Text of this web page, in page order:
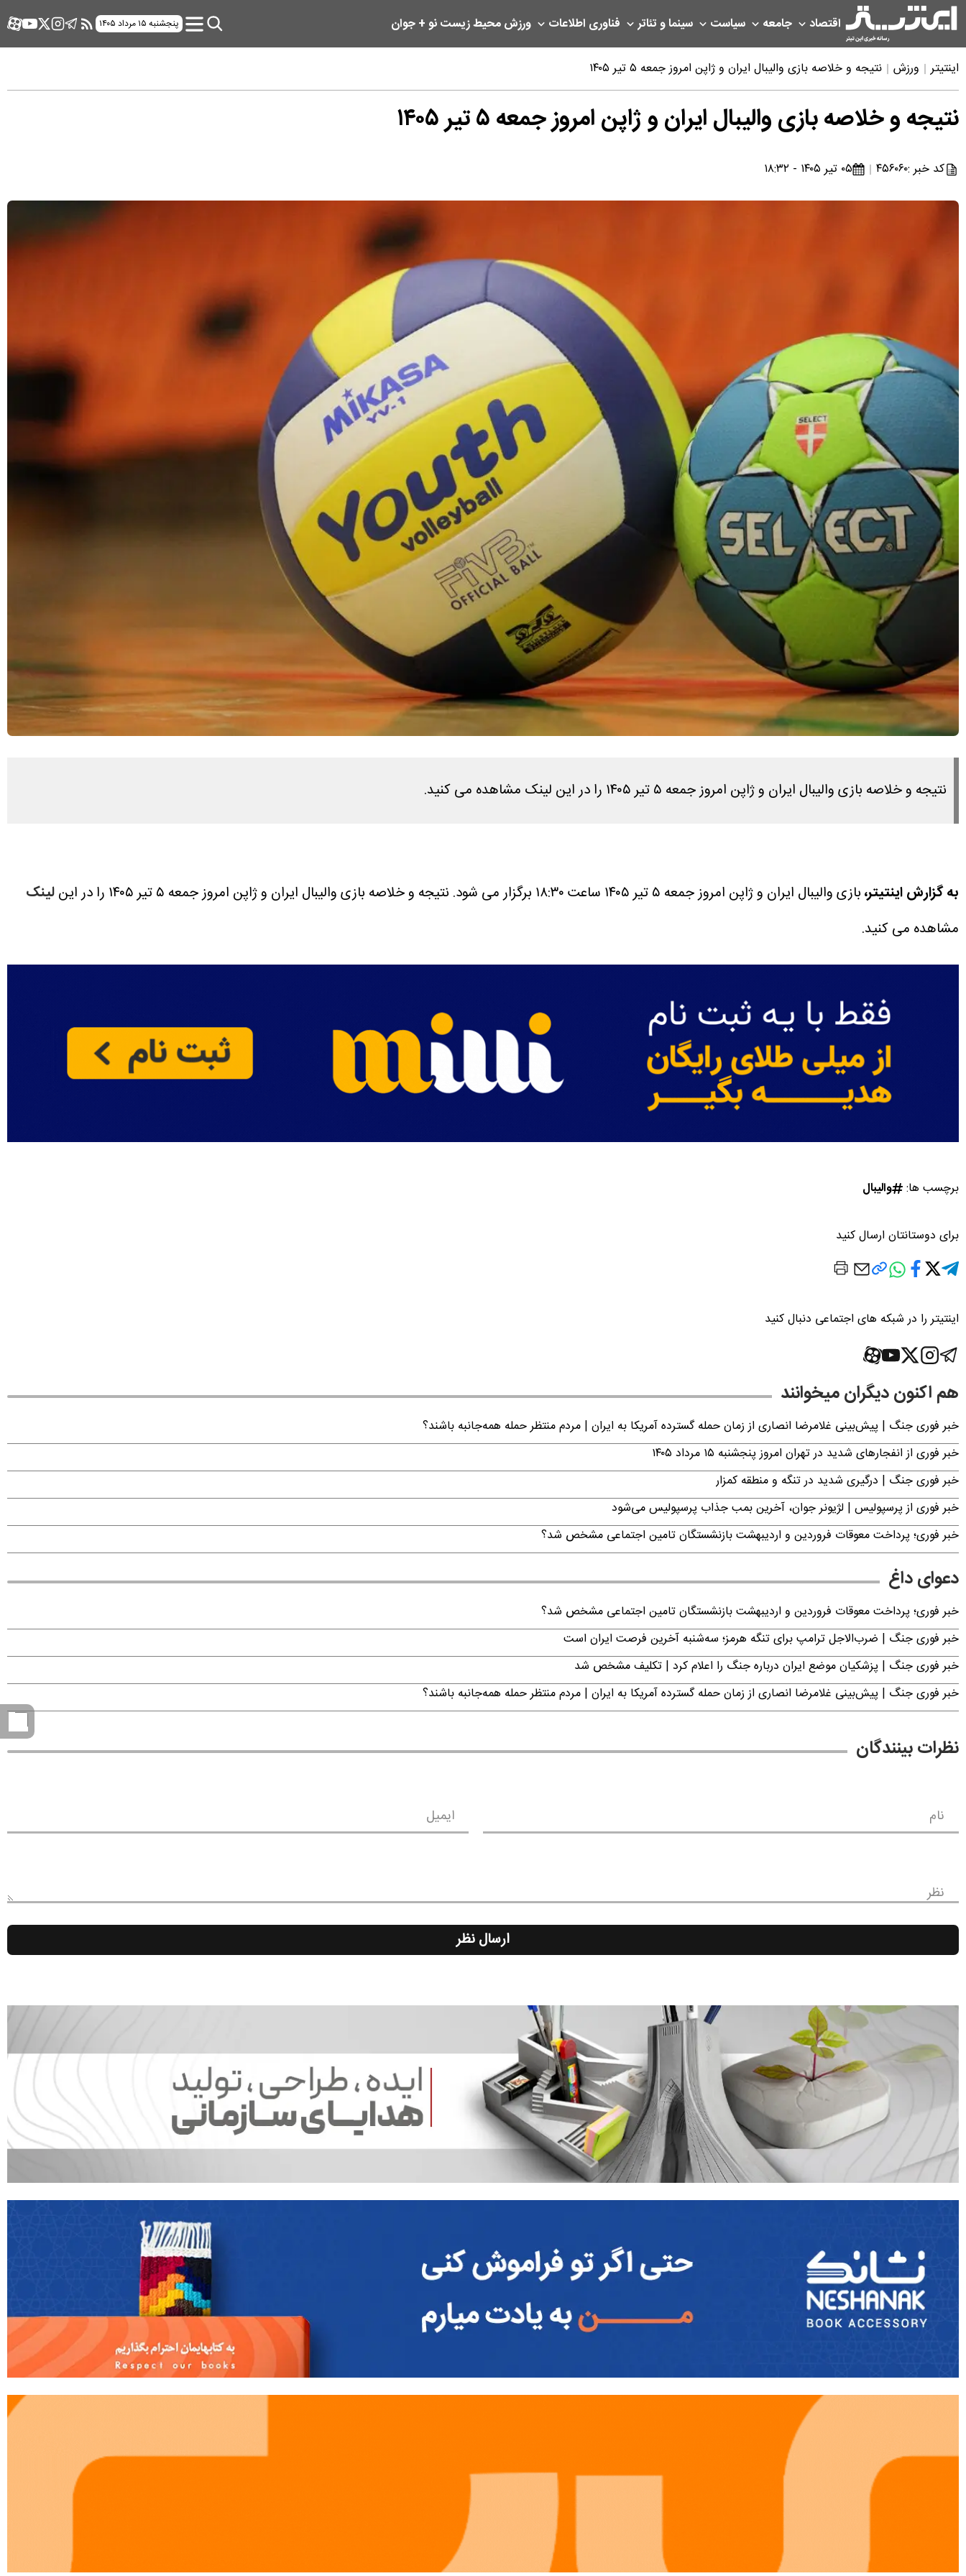
اقتصاد جامعه سیاست سینما و تئاتر فناوری اطلاعات ورزشمحیط زیستنو + جوان پنجشنبه ۱۵ مرداد ۱۴۰۵
اینتیتر ورزش نتیجه و خلاصه بازی والیبال ایران و ژاپن امروز جمعه ۵ تیر ۱۴۰۵
نتیجه و خلاصه بازی والیبال ایران و ژاپن امروز جمعه ۵ تیر ۱۴۰۵
کد خبر :۴۵۶۰۶۰ ۰۵ تیر ۱۴۰۵ - ۱۸:۳۲
نتیجه و خلاصه بازی والیبال ایران و ژاپن امروز جمعه ۵ تیر ۱۴۰۵ را در این لینک مشاهده می کنید.
به گزارش اینتیتر،بازی والیبال ایران و ژاپن امروز جمعه ۵ تیر ۱۴۰۵ ساعت ۱۸:۳۰ برگزار می شود. نتیجه و خلاصه بازی والیبال ایران و ژاپن امروز جمعه ۵ تیر ۱۴۰۵ را در این
لینک
مشاهده می کنید.
برچسب ها: والیبال
برای دوستانتان ارسال کنید
اینتیتر را در شبکه های اجتماعی دنبال کنید
هم اکنون دیگران میخوانند
خبر فوری جنگ | پیش‌بینی غلامرضا انصاری از زمان حمله گسترده آمریکا به ایران | مردم منتظر حمله همه‌جانبه باشند؟
خبر فوری از انفجارهای شدید در تهران امروز پنجشنبه ۱۵ مرداد ۱۴۰۵
خبر فوری جنگ | درگیری شدید در تنگه و منطقه کمزار
خبر فوری از پرسپولیس | لژیونر جوان، آخرین بمب جذاب پرسپولیس می‌شود
خبر فوری؛ پرداخت معوقات فروردین و اردیبهشت بازنشستگان تامین اجتماعی مشخص شد؟
دعوای داغ
خبر فوری؛ پرداخت معوقات فروردین و اردیبهشت بازنشستگان تامین اجتماعی مشخص شد؟
خبر فوری جنگ | ضرب‌الاجل ترامپ برای تنگه هرمز؛ سه‌شنبه آخرین فرصت ایران است
خبر فوری جنگ | پزشکیان موضع ایران درباره جنگ را اعلام کرد | تکلیف مشخص شد
خبر فوری جنگ | پیش‌بینی غلامرضا انصاری از زمان حمله گسترده آمریکا به ایران | مردم منتظر حمله همه‌جانبه باشند؟
نظرات بینندگان
نام ایمیل
نظر
ارسال نظر